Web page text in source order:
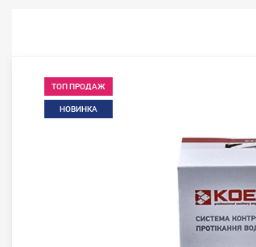
ТОП ПРОДАЖ
НОВИНКА